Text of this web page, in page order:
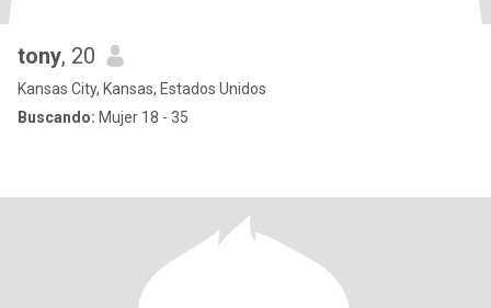
tony, 20
Kansas City, Kansas, Estados Unidos
Buscando: Mujer 18 - 35